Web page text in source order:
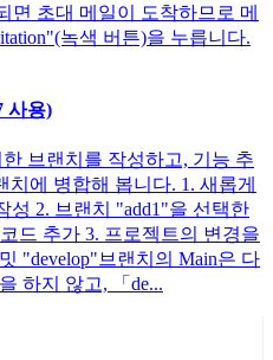
면 초대 메일이 도착하므로 메
녹색 버튼)을 누릅니다.
사용)
브랜치를 작성하고, 기능 추
치에 병합해 봅니다. 1. 새롭게
성 2. 브랜치 "add1"을 선택한
드 추가 3. 프로젝트의 변경을
"develop"브랜치의 Main은 다
하지 않고, 「de...